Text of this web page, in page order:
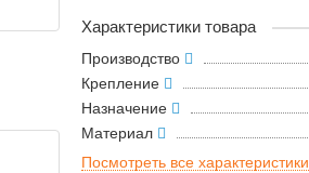
Характеристики товара
Производство
Крепление
Назначение
Материал
Посмотреть все характеристики